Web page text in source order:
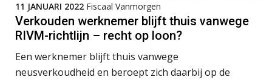
11 JANUARI 2022 Fiscaal Vanmorgen
Verkouden werknemer blijft thuis vanwege
RIVM-richtlijn – recht op loon?
Een werknemer blijft thuis vanwege
neusverkoudheid en beroept zich daarbij op de
Jan Mooren